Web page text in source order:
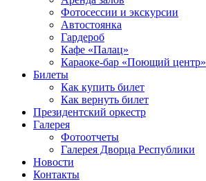
Фотосессии и экскурсии
Автостоянка
Гардероб
Кафе «Палац»
Караоке-бар «Поющий центр»
Билеты
Как купить билет
Как вернуть билет
Президентский оркестр
Галерея
Фотоотчеты
Галерея Дворца Республики
Новости
Контакты